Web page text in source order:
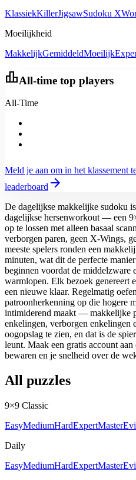
KlassiekKillerJigsawSudoku X
Moeilijkheid
MakkelijkGemiddeldMoeilijk
leaderboardAll-time top players
All-Time
Meld je aan om in het klassement
leaderboard arrow_forward
De dagelijkse makkelijke sudoku
dagelijkse hersenworkout — een
op te lossen met alleen basaal
verborgen paren, geen X-Wings,
meeste spelers ronden een
minuten, wat dit de perfecte
beginnen voordat de middelzware
warmlopen. Elk bezoek genereert
een nieuwe klaar. Regelmatig
patroonherkenning op die hogere
intimiderend maakt — makkelijke
enkelingen, verborgen enkelingen
oogopslag te zien, en dat is de
leunt. Maak een gratis account
bewaren en je snelheid over de
All puzzles
9×9 Classic
EasyMediumHardExpertMaster
Daily
EasyMediumHardExpertMaster